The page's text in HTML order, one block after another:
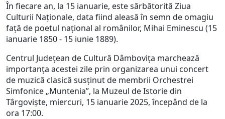
În fiecare an, la 15 ianuarie, este sărbătorită Ziua
Culturii Naţionale, data fiind aleasă în semn de omagiu
faţă de poetul naţional al românilor, Mihai Eminescu (15
ianuarie 1850 - 15 iunie 1889).
Centrul Județean de Cultură Dâmbovița marchează
importanța acestei zile prin organizarea unui concert
de muzică clasică susținut de membrii Orchestrei
Simfonice „Muntenia”, la Muzeul de Istorie din
Târgoviște, miercuri, 15 ianuarie 2025, începând de la
ora 17:00.